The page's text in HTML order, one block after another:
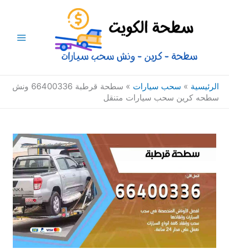
الرئيسية » سحب سيارات »
سطحة قرطبة 66400336 ونش
سطحه كرين سحب سيارات متنقل